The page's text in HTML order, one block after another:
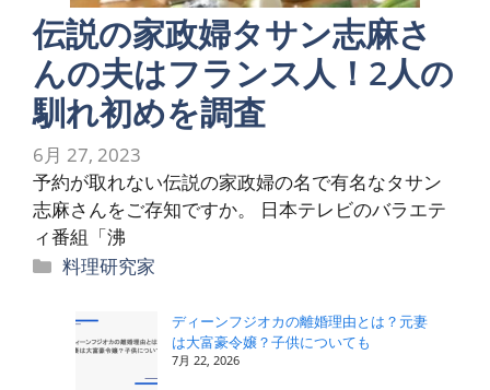
伝説の家政婦タサン志麻さ
んの夫はフランス人！2人の
馴れ初めを調査
6月 27, 2023
予約が取れない伝説の家政婦の名で有名なタサン
志麻さんをご存知ですか。 日本テレビのバラエテ
ィ番組「沸
カ
ゴ
リ
料理研究家
ディーンフジオカの離婚理由とは？元妻
は大富豪令嬢？子供についても
7月 22, 2026